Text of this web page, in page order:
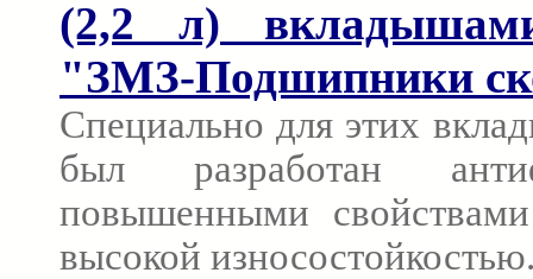
(2,2 л)
"ЗМЗ-Подшипники
Специально для этих
был разработан
повышенными
высокой